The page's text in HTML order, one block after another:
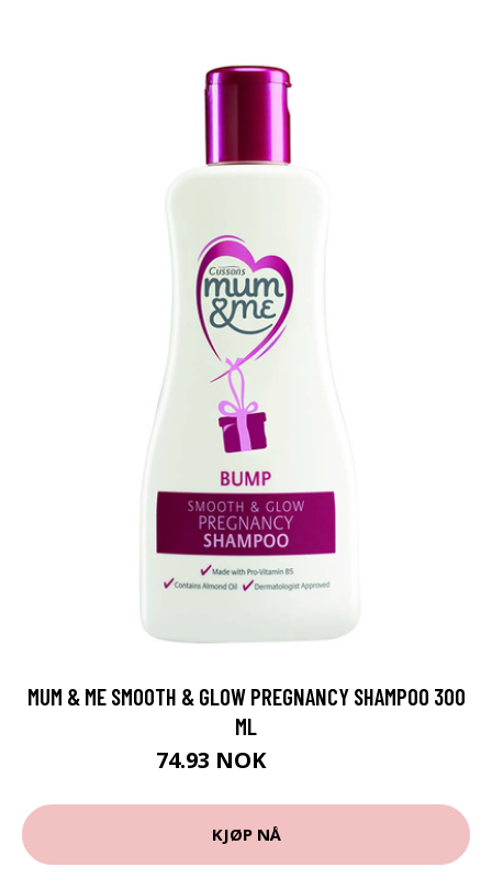
MUM & ME SMOOTH & GLOW PREGNANCY SHAMPOO 300
ML
74.93 NOK
KJØP NÅ